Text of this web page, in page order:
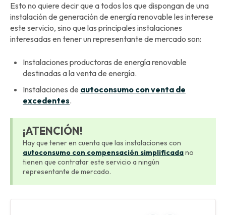
Esto no quiere decir que a todos los que dispongan de una
instalación de generación de energía renovable les interese
este servicio, sino que las principales instalaciones
interesadas en tener un representante de mercado son:
Instalaciones productoras de energía renovable
destinadas a la venta de energía.
Instalaciones de autoconsumo con venta de
excedentes.
¡ATENCIÓN!
Hay que tener en cuenta que las instalaciones con
autoconsumo con compensación simplificadano
tienen que contratar este servicio a ningún
representante de mercado.